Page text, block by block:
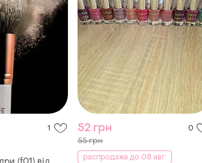
1 52 грн 0
55 грн
распродажа до 08 авг.